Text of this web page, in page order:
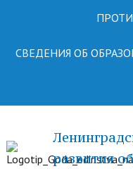
СВЕДЕНИЯ ОБ
развития